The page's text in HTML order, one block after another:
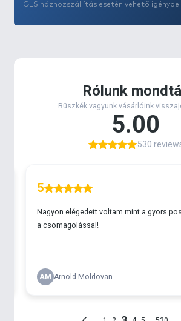
GLS házhozszállítás esetén vehető igénybe.